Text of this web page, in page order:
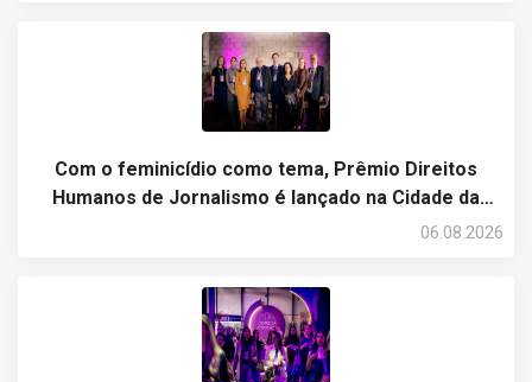
Com o feminicídio como tema, Prêmio Direitos
Humanos de Jornalismo é lançado na Cidade da
06.08.2026